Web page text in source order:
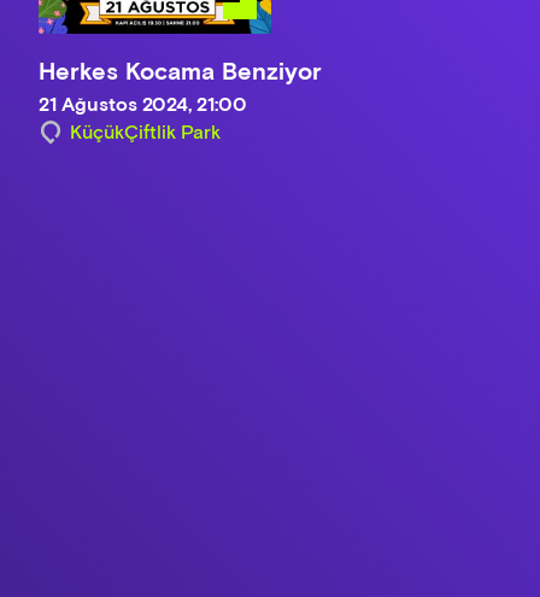
Herkes Kocama Benziyor
21 Ağustos 2024, 21:00
KüçükÇiftlik Park